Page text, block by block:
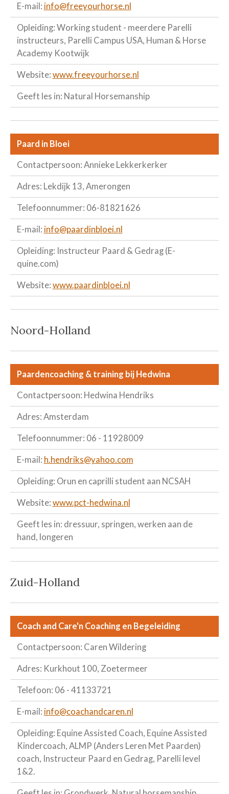
E-mail: info@freeyourhorse.nl
Opleiding: Working student - meerdere Parelli
instructeurs, Parelli Campus USA, Human & Horse
Academy Kootwijk
Website: www.freeyourhorse.nl
Geeft les in: Natural Horsemanship
Paard in Bloei
Contactpersoon: Annieke Lekkerkerker
Adres: Lekdijk 13, Amerongen
Telefoonnummer: 06-81821626
E-mail: info@paardinbloei.nl
Opleiding: Instructeur Paard & Gedrag (E-
quine.com)
Website: www.paardinbloei.nl
Noord-Holland
Paardencoaching & training bij Hedwina
Contactpersoon: Hedwina Hendriks
Adres: Amsterdam
Telefoonnummer: 06 - 11928009
E-mail: h.hendriks@yahoo.com
Opleiding: Orun en caprilli student aan NCSAH
Website: www.pct-hedwina.nl
Geeft les in: dressuur, springen, werken aan de
hand, longeren
Zuid-Holland
Coach and Care'n Coaching en Begeleiding
Contactpersoon: Caren Wildering
Adres: Kurkhout 100, Zoetermeer
Telefoon: 06 - 41133721
E-mail: info@coachandcaren.nl
Opleiding: Equine Assisted Coach, Equine Assisted
Kindercoach, ALMP (Anders Leren Met Paarden)
coach, Instructeur Paard en Gedrag, Parelli level
1&2.